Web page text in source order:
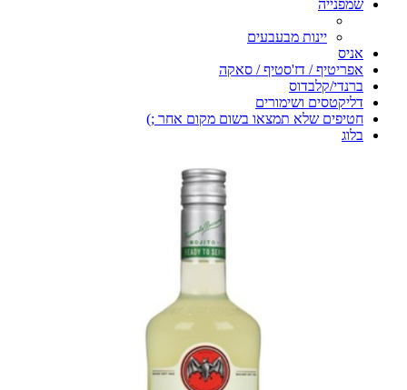
שמפנייה
יינות מבעבעים
אניס
אפריטיף / דז'סטיף / סאקה
ברנדי/קלבדוס
דליקטסים ושימורים
חטיפים שלא תמצאו בשום מקום אחר ;)
בלוג